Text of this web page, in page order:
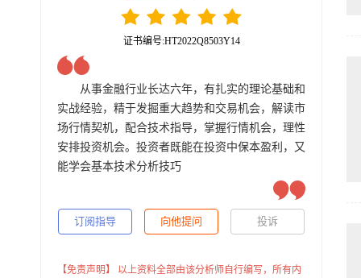
证书编号:HT2022Q8503Y14
从事金融行业长达六年，有扎实的理论基础和
实战经验，精于发掘重大趋势和交易机会，解读市
场行情契机，配合技术指导，掌握行情机会，理性
安排投资机会。投资者既能在投资中保本盈利，又
能学会基本技术分析技巧
订阅指导 向他提问 投诉
【免责声明】 以上资料全部由该分析师自行编写，所有内